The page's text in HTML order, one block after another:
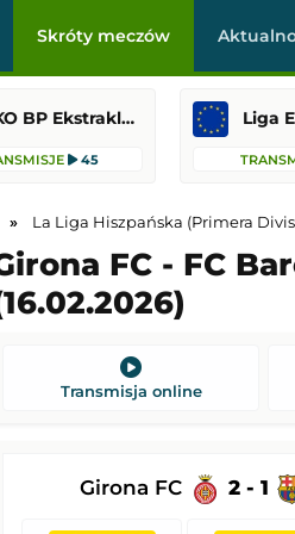
Skróty meczów
PKO BP Ekstraklasa
45
Liga
La Liga Hiszpańska (Primera
Kijów -
06.08.2026 21:00
06.08.2026 21:00
FC - FC
Transmisja online
Girona FC 2 - 1